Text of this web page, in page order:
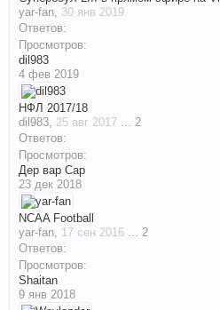
yar-fan, 30 янв 2019
Ответов:
Просмотров:
dil983
4 фев 2019
НФЛ 2017/18
dil983, 25 авг 2017 ... 2
Ответов:
Просмотров:
Дер вар Сар
23 дек 2018
NCAA Football
yar-fan, 17 сен 2016 ... 2
Ответов:
Просмотров:
Shaitan
9 янв 2018